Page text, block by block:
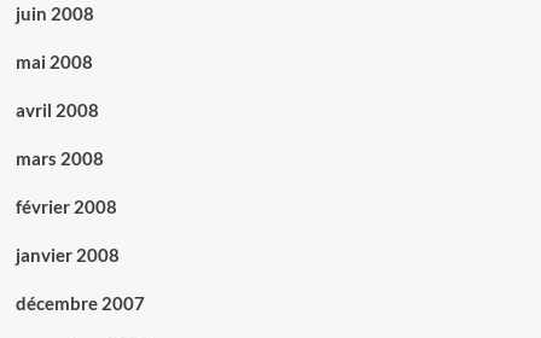
juin 2008
mai 2008
avril 2008
mars 2008
février 2008
janvier 2008
décembre 2007